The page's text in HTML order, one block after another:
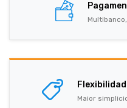
Maior